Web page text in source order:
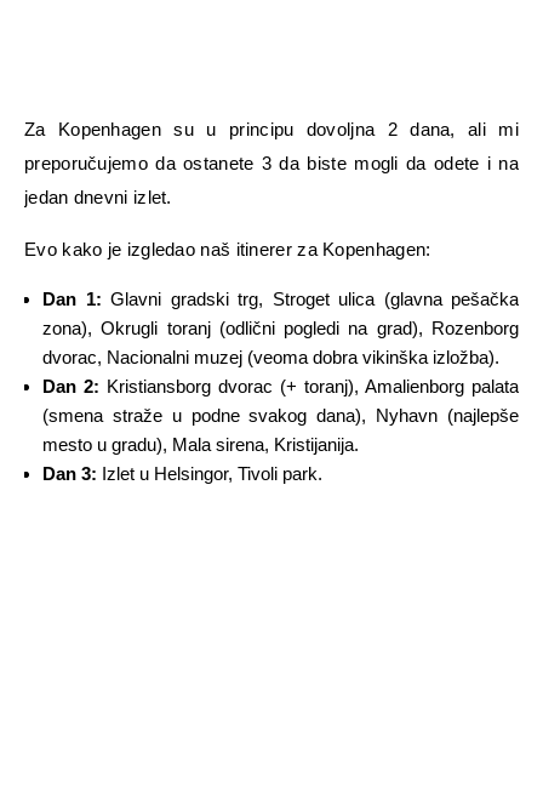
Za Kopenhagen su u principu dovoljna 2 dana, ali mi
preporučujemo da ostanete 3 da biste mogli da odete i na
jedan dnevni izlet.
Evo kako je izgledao naš itinerer za Kopenhagen:
Dan 1: Glavni gradski trg, Stroget ulica (glavna pešačka
zona), Okrugli toranj (odlični pogledi na grad), Rozenborg
dvorac, Nacionalni muzej (veoma dobra vikinška izložba).
Dan 2: Kristiansborg dvorac (+ toranj), Amalienborg palata
(smena straže u podne svakog dana), Nyhavn (najlepše
mesto u gradu), Mala sirena, Kristijanija.
Dan 3: Izlet u Helsingor, Tivoli park.